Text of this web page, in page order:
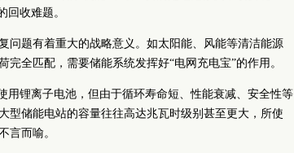
回收难题。
问题有着重大的战略意义。如太阳能、风能等清洁能源
全匹配，需要储能系统发挥好“电网充电宝”的作用。
用锂离子电池，但由于循环寿命短、性能衰减、安全性等
型储能电站的容量往往高达兆瓦时级别甚至更大，所使
言而喻。